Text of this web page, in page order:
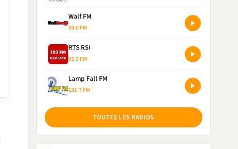
Walf FM
99.0 FM
RTS RSI
92.5 FM
Lamp Fall FM
101.7 FM
TOUTES LES RADIOS